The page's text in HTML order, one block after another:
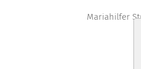
Mariahilfer